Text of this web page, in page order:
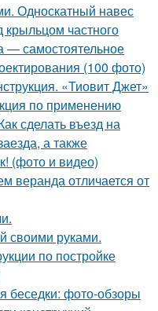
Односкатный навес
крыльцом частного
— самостоятельное
(100 фото)
«Тиовит Джет»
по применению
сделать въезд на
а также
(фото и видео)
веранда отличается от
своими руками.
по постройке
беседки: фото-обзоры